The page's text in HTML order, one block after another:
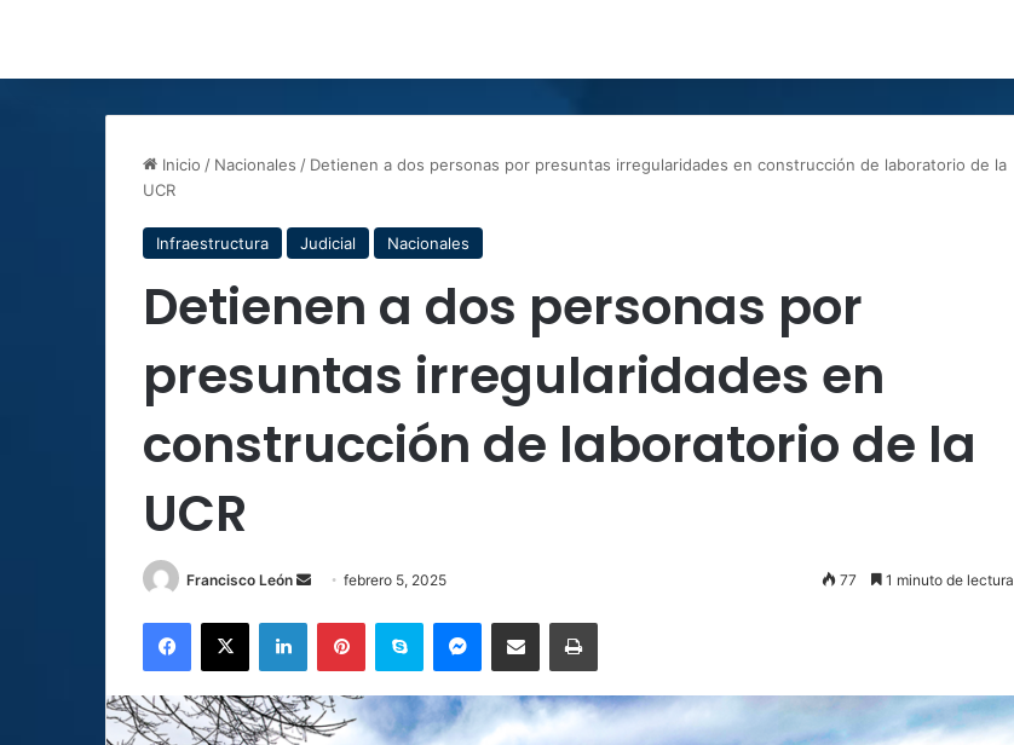
Inicio / Nacionales / Detienen a dos personas por presuntas irregularidades en construcción de laboratorio de la
UCR
Infraestructura Judicial Nacionales
Detienen a dos personas por
presuntas irregularidades en
construcción de laboratorio de la
UCR
Francisco León
Send
email
febrero 5, 2025 77 1 minuto de lectura
Facebook
X LinkedInPinterestSkype MessengerCompartir por correo electrónicoImprimir